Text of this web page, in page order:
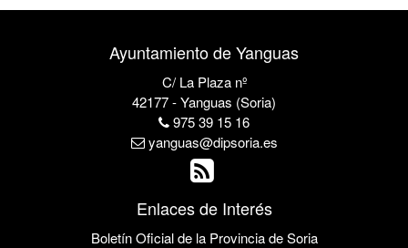
Ayuntamiento de Yanguas
C/ La Plaza nº
42177 - Yanguas (Soria)
975 39 15 16
yanguas@dipsoria.es
Enlaces de Interés
Boletín Oficial de la Provincia de Soria